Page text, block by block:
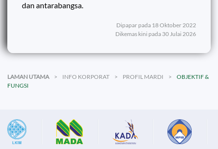
dan antarabangsa.
Dipapar pada 18 Oktober 2022
Dikemas kini pada 30 Julai 2026
LAMAN UTAMA INFO KORPORAT PROFIL MARDI
OBJEKTIF &
FUNGSI